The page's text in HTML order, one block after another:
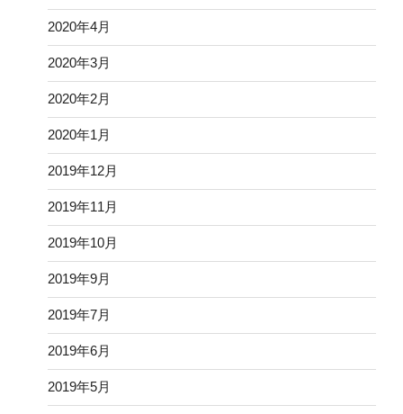
2020年4月
2020年3月
2020年2月
2020年1月
2019年12月
2019年11月
2019年10月
2019年9月
2019年7月
2019年6月
2019年5月